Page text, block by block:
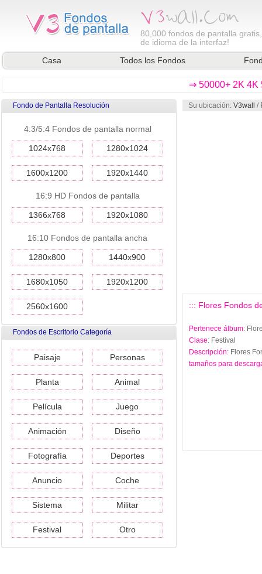
80,000 fondos de pantalla
de idioma de la interfaz!
Casa
Todos los Fondos
⇒ 50000+ 2K 4K
Fondo de Pantalla Resolución
4:3/5:4 Fondos de pantalla normal
1024x768 1280x1024
1600x1200 1920x1440
16:9 HD Fondos de pantalla
1366x768 1920x1080
16:10 Fondos de pantalla ancha
1280x800 1440x900
1680x1050 1920x1200
2560x1600
Fondos de Escritorio Categoría
Paisaje Personas
Planta Animal
Película Juego
Animación Diseño
Fotografía Deportes
Anuncio Coche
Sistema Militar
Festival Otro
Su ubicación: V3wall /
::: Flores Fondos
Pertenece álbum:
Clase: Festival
Descripción: Flores
tamaños para